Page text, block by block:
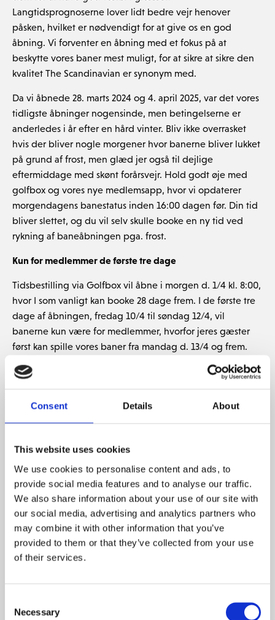
Consent Details About
This website uses cookies
We use cookies to personalise content and ads, to
provide social media features and to analyse our traffic.
We also share information about your use of our site with
our social media, advertising and analytics partners who
may combine it with other information that you’ve
provided to them or that they’ve collected from your use
of their services.
Selection
Necessary
Langtidsprognoserne lover lidt bedre vejr henover
påsken, hvilket er nødvendigt for at give os en god
åbning. Vi forventer en åbning med et fokus på at
beskytte vores baner mest muligt, for at sikre at sikre den
kvalitet The Scandinavian er synonym med.
Da vi åbnede 28. marts 2024 og 4. april 2025, var det vores
tidligste åbninger nogensinde, men betingelserne er
anderledes i år efter en hård vinter. Bliv ikke overrasket
hvis der bliver nogle morgener hvor banerne bliver lukket
på grund af frost, men glæd jer også til dejlige
eftermiddage med skønt forårsvejr. Hold godt øje med
golfbox og vores nye medlemsapp, hvor vi opdaterer
morgendagens banestatus inden 16:00 dagen før. Din tid
bliver slettet, og du vil selv skulle booke en ny tid ved
rykning af baneåbningen pga. frost.
Kun for medlemmer de første tre dage
Tidsbestilling via Golfbox vil åbne i morgen d. 1/4 kl. 8:00,
hvor I som vanligt kan booke 28 dage frem. I de første tre
dage af åbningen, fredag 10/4 til søndag 12/4, vil
banerne kun være for medlemmer, hvorfor jeres gæster
først kan spille vores baner fra mandag d. 13/4 og frem.
Hvad kan vi så forvente, når vi kommer ud at spille?
stadig for blødt til buggys. Husk at holde god afstand
med din trolley til greens og tees.
PROV1 bolde i maskinen og flere nye targets i midten at
slå efter. Til at klargøre dette vil rangen være lukket
onsdag d. 8. april fra morgenstunden til kl. 14:00.
Træning og opvarmning inden runden bliver i opstarten
fra måtterne, da vi skal have mere vækst i græsset, før vi
kan åbne for græsstykket foran måtterne.
Ny medlems app
udviklet med ønsket om at gøre det lettere, mere